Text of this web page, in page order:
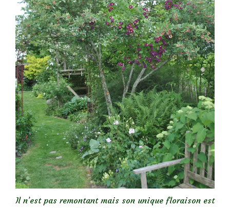
Il n’est pas remontant mais son unique floraison est